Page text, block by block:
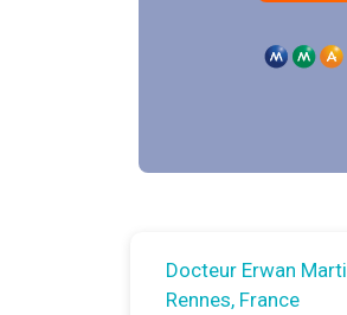
Docteur Erwan
Rennes, France